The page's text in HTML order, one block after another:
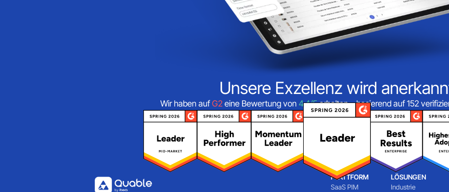
Unsere Exzellenz wird
Wir haben aufG2eine Bewertung von 4,4/5erhalten – basierend auf 152
PLATTFORM
SaaS PIM
LÖSUNGEN
Industrie